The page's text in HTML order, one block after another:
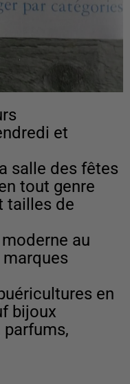
et
salle des fêtes
tout genre
tailles de
au
en
bijoux